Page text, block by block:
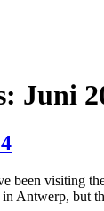
Juni
been visiting
Antwerp, but